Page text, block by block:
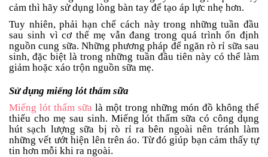
cảm thì hãy sử dụng lòng bàn tay để tạo áp lực nhẹ hơn.
Tuy nhiên, phải hạn chế cách này trong những tuần đầu
sau sinh vì cơ thể mẹ vẫn đang trong quá trình ổn định
nguồn cung sữa. Những phương pháp để ngăn rò rỉ sữa sau
sinh, đặc biệt là trong những tuần đầu tiên này có thể làm
giảm hoặc xáo trộn nguồn sữa mẹ.
Sử dụng miếng lót thấm sữa
Miếng lót thấm sữa là một trong những món đồ không thể
thiếu cho mẹ sau sinh. Miếng lót thấm sữa có công dụng
hút sạch lượng sữa bị rò rỉ ra bên ngoài nên tránh làm
những vết ướt hiện lên trên áo. Từ đó giúp bạn cảm thấy tự
tin hơn mỗi khi ra ngoài.